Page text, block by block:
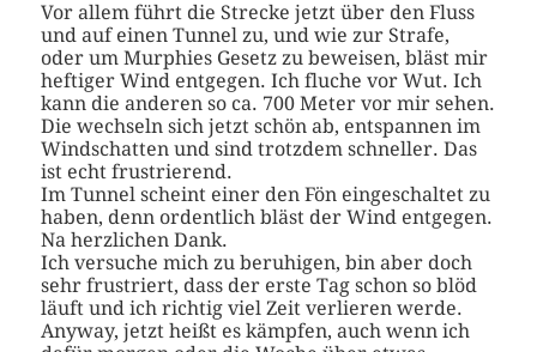
Vor allem führt die Strecke jetzt über den Fluss
und auf einen Tunnel zu, und wie zur Strafe,
oder um Murphies Gesetz zu beweisen, bläst mir
heftiger Wind entgegen. Ich fluche vor Wut. Ich
kann die anderen so ca. 700 Meter vor mir sehen.
Die wechseln sich jetzt schön ab, entspannen im
Windschatten und sind trotzdem schneller. Das
ist echt frustrierend.
Im Tunnel scheint einer den Fön eingeschaltet zu
haben, denn ordentlich bläst der Wind entgegen.
Na herzlichen Dank.
Ich versuche mich zu beruhigen, bin aber doch
sehr frustriert, dass der erste Tag schon so blöd
läuft und ich richtig viel Zeit verlieren werde.
Anyway, jetzt heißt es kämpfen, auch wenn ich